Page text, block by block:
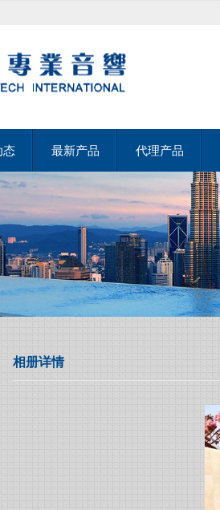
态 最新产品 代理产品
相册详情